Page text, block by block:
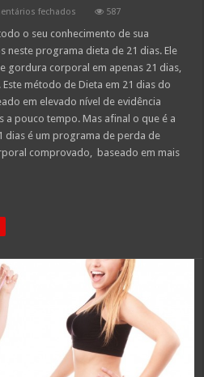
fechados
como
de
5
a
10
de
gordura
em
apenas
21
587
o seu conhecimento de sua
neste programa dieta de 21 dias. Ele
gordura corporal em apenas 21 dias,
método de Dieta em 21 dias do
em elevado nível de evidência
a pouco tempo. Mas afinal o que é a
dias é um programa de perda de
comprovado, baseado em mais